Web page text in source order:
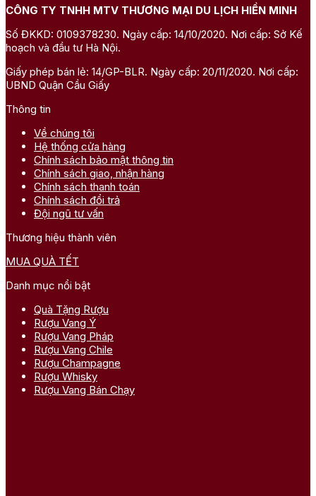
CÔNG TY TNHH MTV THƯƠNG MẠI DU LỊCH HIỀN MINH
Số ĐKKD: 0109378230. Ngày cấp: 14/10/2020. Nơi cấp: Sở Kế
hoạch và đầu tư Hà Nội.
Giấy phép bán lẻ: 14/GP-BLR. Ngày cấp: 20/11/2020. Nơi cấp:
UBND Quận Cầu Giấy
Thông tin
Về chúng tôi
Hệ thống cửa hàng
Chính sách bảo mật thông tin
Chính sách giao, nhận hàng
Chính sách thanh toán
Chính sách đổi trả
Đội ngũ tư vấn
Thương hiệu thành viên
MUA QUÀ TẾT
Danh mục nổi bật
Quà Tặng Rượu
Rượu Vang Ý
Rượu Vang Pháp
Rượu Vang Chile
Rượu Champagne
Rượu Whisky
Rượu Vang Bán Chạy